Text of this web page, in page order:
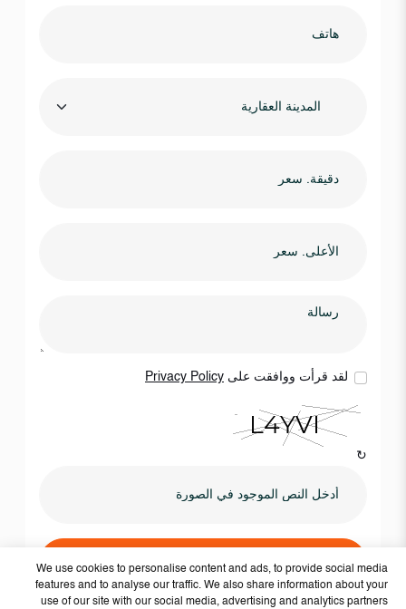
المدينة العقارية
لقد قرأت ووافقت على Privacy Policy
↻
أرسلها الآن
We use cookies to personalise content and ads, to provide social media
features and to analyse our traffic. We also share information about your
use of our site with our social media, advertising and analytics partners